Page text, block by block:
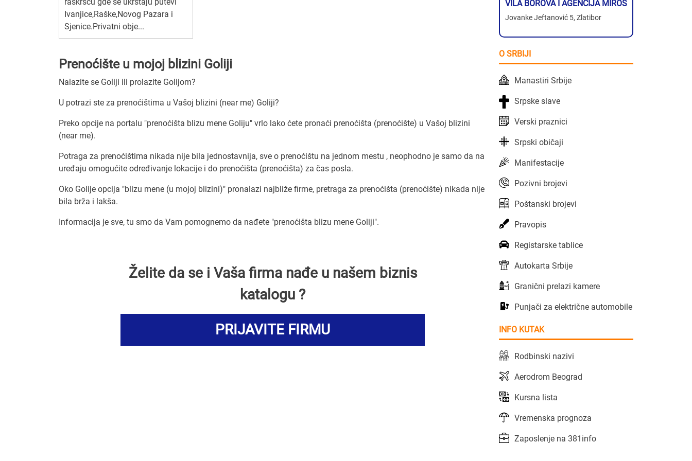
Ivanjice,Raške,Novog Pazara i
Sjenice.Privatni obje...
Prenoćište u mojoj blizini Goliji
Nalazite se Goliji ili prolazite Golijom?
U potrazi ste za prenoćištima u Vašoj blizini (near me) Goliji?
Preko opcije na portalu "prenoćišta blizu mene Goliju" vrlo lako ćete pronaći prenoćišta (prenoćište) u Vašoj blizini
(near me).
Potraga za prenoćištima nikada nije bila jednostavnija, sve o prenoćištu na jednom mestu , neophodno je samo da na
uređaju omogućite određivanje lokacije i do prenoćišta (prenoćišta) za čas posla.
Oko Golije opcija "blizu mene (u mojoj blizini)" pronalazi najbliže firme, pretraga za prenoćišta (prenoćište) nikada nije
bila brža i lakša.
Informacija je sve, tu smo da Vam pomognemo da nađete "prenoćišta blizu mene Goliji".
Želite da se i Vaša firma nađe u našem biznis
katalogu ?
PRIJAVITE FIRMU
VILA BOROVA I AGENCIJA MIROS
Jovanke Jeftanović 5, Zlatibor
O SRBIJI
Manastiri Srbije
Srpske slave
Verski praznici
Srpski običaji
Manifestacije
Pozivni brojevi
Poštanski brojevi
Pravopis
Registarske tablice
Autokarta Srbije
Granični prelazi kamere
Punjači za električne automobile
INFO KUTAK
Rodbinski nazivi
Aerodrom Beograd
Kursna lista
Vremenska prognoza
Zaposlenje na 381info